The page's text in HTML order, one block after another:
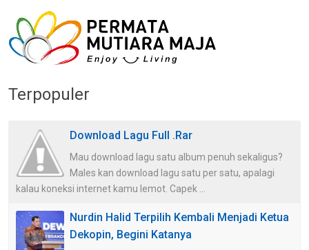
Terpopuler
Download Lagu Full .Rar
Mau download lagu satu album penuh sekaligus?
Males kan download lagu satu per satu, apalagi
kalau koneksi internet kamu lemot. Capek ...
Nurdin Halid Terpilih Kembali Menjadi Ketua
Dekopin, Begini Katanya